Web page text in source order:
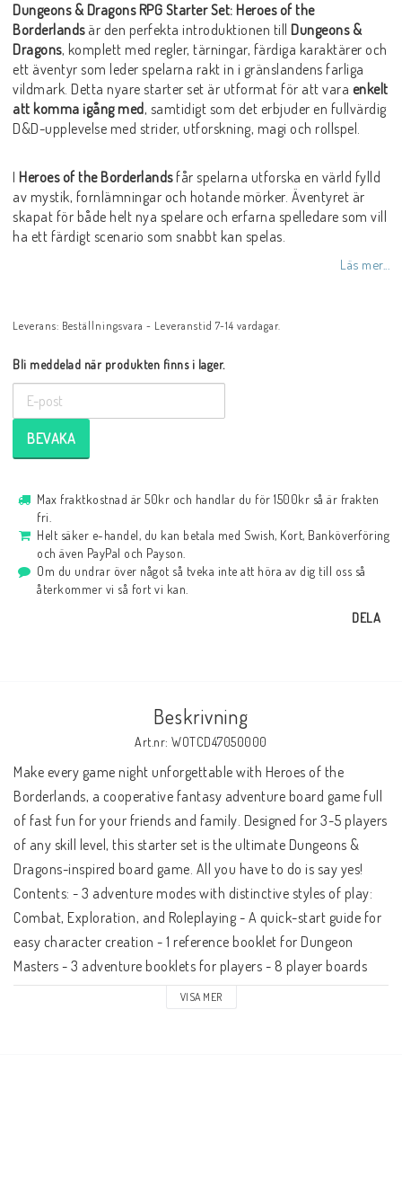
Dungeons & Dragons RPG Starter Set: Heroes of the
Borderlandsär den perfekta introduktionen till Dungeons &
Dragons, komplett med regler, tärningar, färdiga karaktärer och
ett äventyr som leder spelarna rakt in i gränslandens farliga
vildmark. Detta nyare starter set är utformat för att vara enkelt
att komma igång med, samtidigt som det erbjuder en fullvärdig
D&D-upplevelse med strider, utforskning, magi och rollspel.
I Heroes of the Borderlandsfår spelarna utforska en värld fylld
av mystik, fornlämningar och hotande mörker. Äventyret är
skapat för både helt nya spelare och erfarna spelledare som vill
ha ett färdigt scenario som snabbt kan spelas.
Läs mer...
Leverans: Beställningsvara - Leveranstid 7-14 vardagar.
Bli meddelad när produkten finns i lager.
BEVAKA
Max fraktkostnad är 50kr och handlar du för 1500kr så är frakten
fri.
Helt säker e-handel, du kan betala med Swish, Kort, Banköverföring
och även PayPal och Payson.
Om du undrar över något så tveka inte att höra av dig till oss så
återkommer vi så fort vi kan.
DELA
Beskrivning
Art.nr: WOTCD47050000
Make every game night unforgettable with Heroes of the
Borderlands, a cooperative fantasy adventure board game full
of fast fun for your friends and family. Designed for 3-5 players
of any skill level, this starter set is the ultimate Dungeons &
Dragons-inspired board game. All you have to do is say yes!
Contents: - 3 adventure modes with distinctive styles of play:
Combat, Exploration, and Roleplaying - A quick-start guide for
easy character creation - 1 reference booklet for Dungeon
Masters - 3 adventure booklets for players - 8 player boards
featuring 4 iconic D&D classes: Cleric, Rogue, Wizard, and
VISA MER